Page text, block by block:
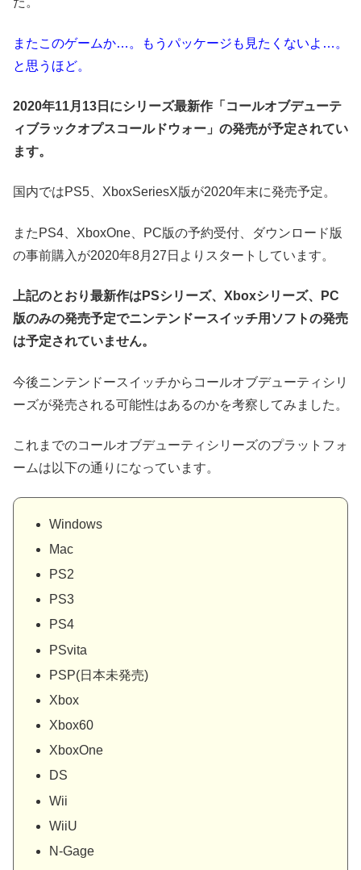
またこのゲームか…。もうパッケージも見たくないよ…。
と思うほど。
2020年11月13日にシリーズ最新作「コールオブデューテ
ィブラックオプスコールドウォー」の発売が予定されてい
ます。
国内ではPS5、XboxSeriesX版が2020年末に発売予定。
またPS4、XboxOne、PC版の予約受付、ダウンロード版
の事前購入が2020年8月27日よりスタートしています。
上記のとおり最新作はPSシリーズ、Xboxシリーズ、PC
版のみの発売予定でニンテンドースイッチ用ソフトの発売
は予定されていません。
今後ニンテンドースイッチからコールオブデューティシリ
ーズが発売される可能性はあるのかを考察してみました。
これまでのコールオブデューティシリーズのプラットフォ
ームは以下の通りになっています。
Windows
Mac
PS2
PS3
PS4
PSvita
PSP(日本未発売)
Xbox
Xbox60
XboxOne
DS
Wii
WiiU
N-Gage